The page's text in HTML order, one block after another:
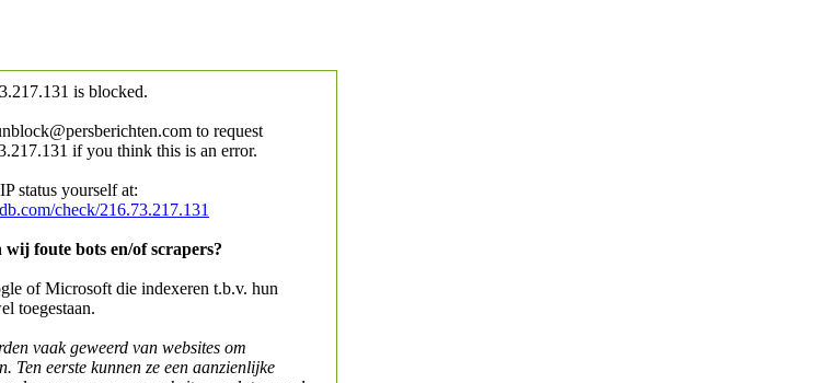
is blocked.
to request
if you think this is an error.
status yourself at:
check/216.73.217.131
foute bots en/of scrapers?
of Microsoft die indexeren t.b.v. hun
toegestaan.
vaak geweerd van websites om
Ten eerste kunnen ze een aanzienlijke